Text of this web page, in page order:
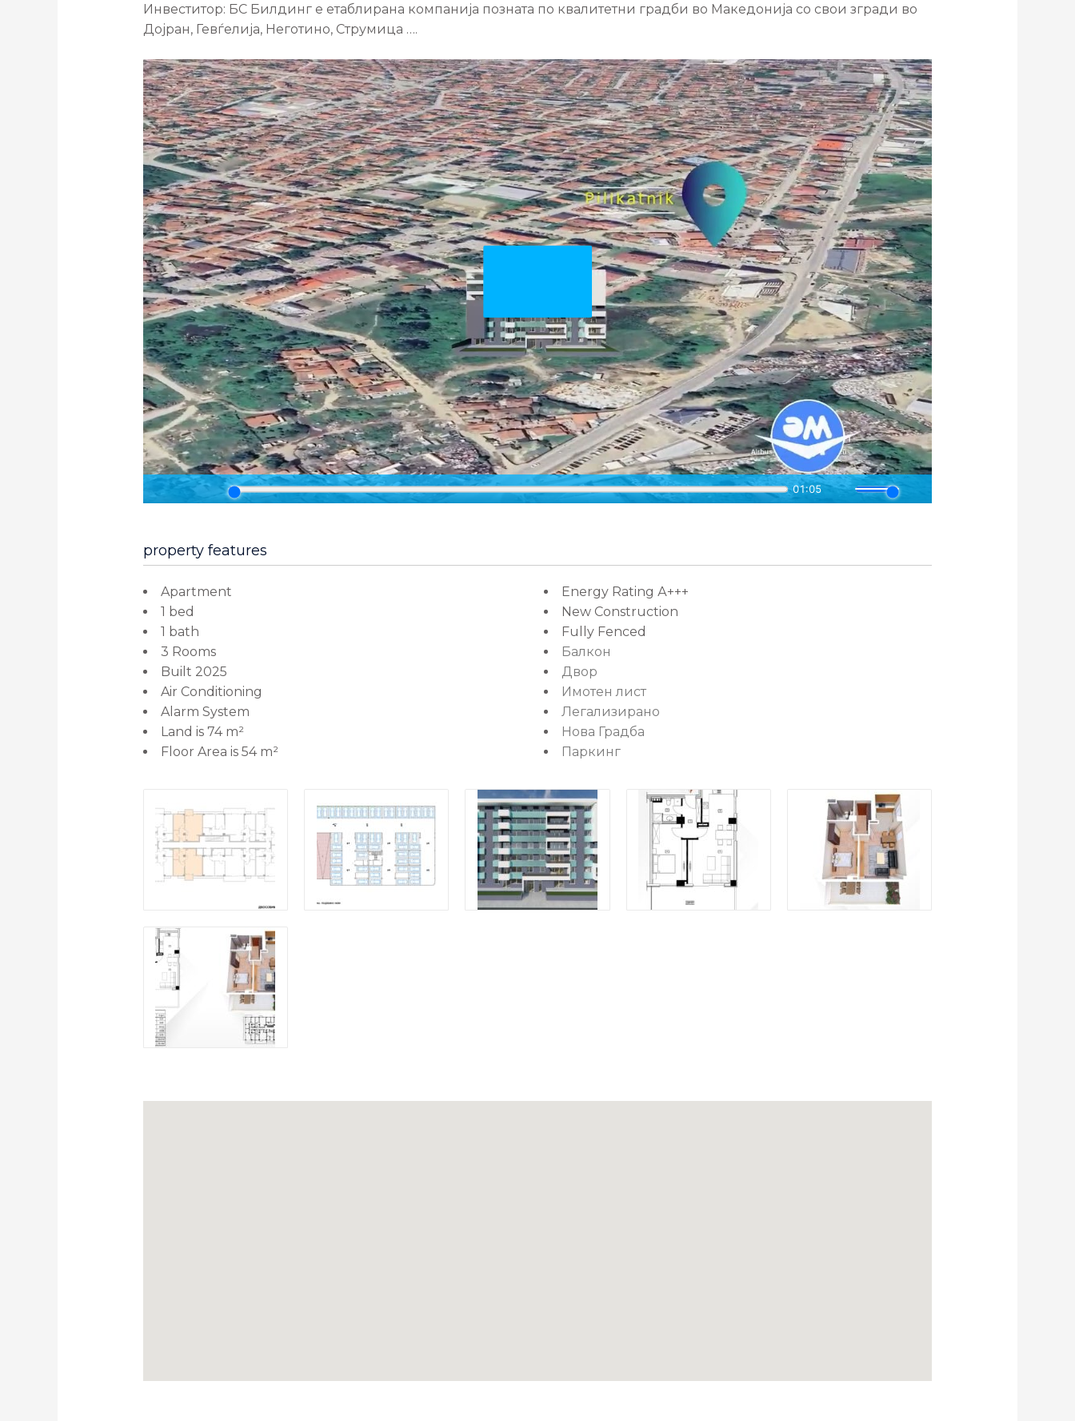
Инвеститор: БС Билдинг е етаблирана компанија позната по квалитетни градби во Македонија со свои згради во
Дојран, Гевѓелија, Неготино, Струмица ….
property features
Apartment
1 bed
1 bath
3 Rooms
Built 2025
Air Conditioning
Alarm System
Land is 74 m²
Floor Area is 54 m²
Energy Rating А+++
New Construction
Fully Fenced
Балкон
Двор
Имотен лист
Легализирано
Нова Градба
Паркинг